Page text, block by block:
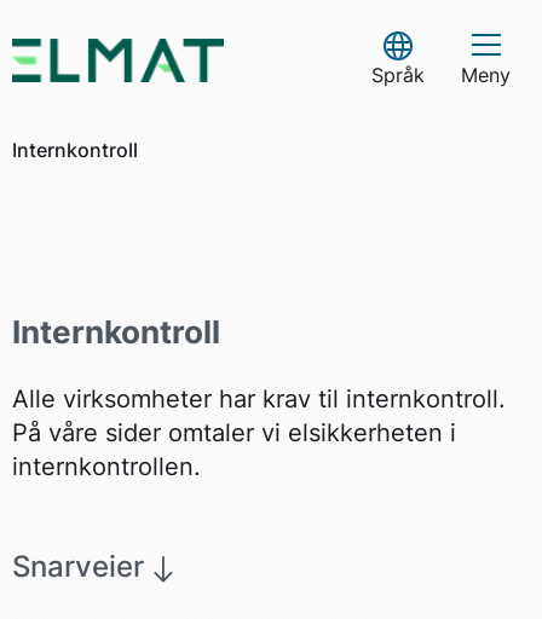
to
content
Språk
Select Language
Meny
Internkontroll
Internkontroll
Alle virksomheter har krav til internkontroll.
På våre sider omtaler vi elsikkerheten i
internkontrollen.
Snarveier